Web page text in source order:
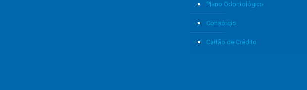
Plano Odontológico
Consórcio
Cartão de Crédito